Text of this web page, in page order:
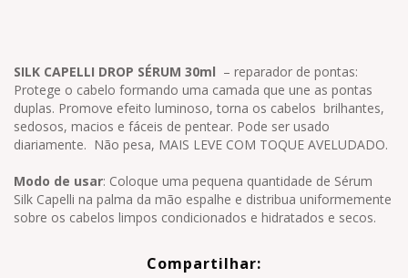
SILK CAPELLI DROP SÉRUM 30ml – reparador de pontas:
Protege o cabelo formando uma camada que une as pontas
duplas. Promove efeito luminoso, torna os cabelos brilhantes,
sedosos, macios e fáceis de pentear. Pode ser usado
diariamente. Não pesa, MAIS LEVE COM TOQUE AVELUDADO.
Modo de usar: Coloque uma pequena quantidade de Sérum
Silk Capelli na palma da mão espalhe e distribua uniformemente
sobre os cabelos limpos condicionados e hidratados e secos.
Compartilhar: